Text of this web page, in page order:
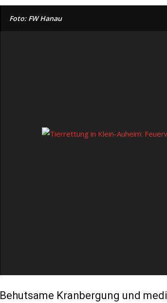
Foto: FW Hanau
Behutsame Kranbergung und